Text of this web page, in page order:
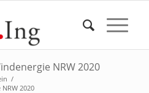
NRW 2020
/
2020